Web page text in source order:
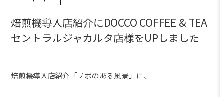
焙煎機導入店紹介にDOCCO COFFEE & TEA
セントラルジャカルタ店様をUPしました
焙煎機導入店紹介「ノボのある風景」に、